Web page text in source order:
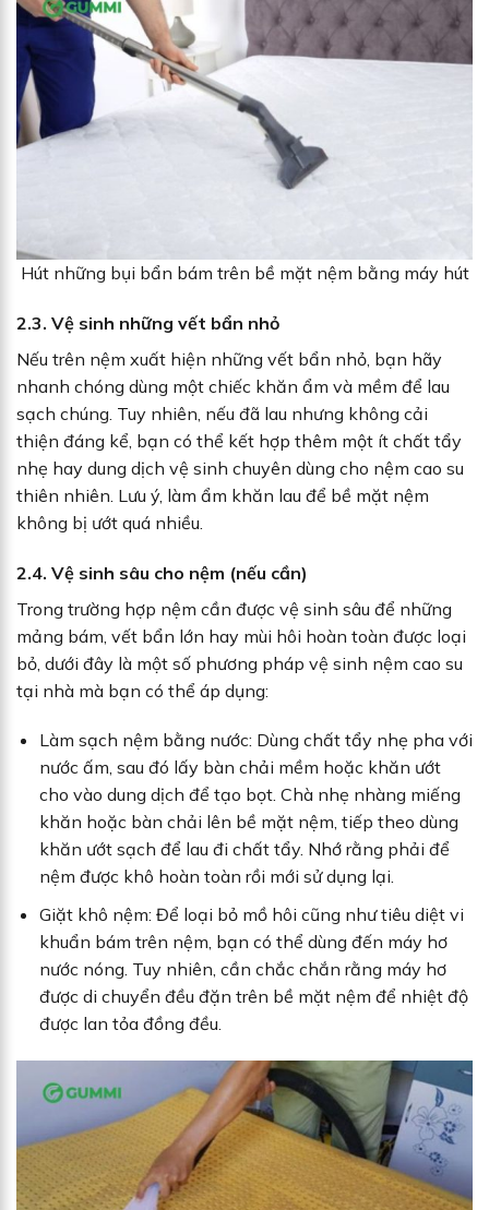
Hút những bụi bẩn bám trên bề mặt nệm bằng máy hút
2.3. Vệ sinh những vết bẩn nhỏ
Nếu trên nệm xuất hiện những vết bẩn nhỏ, bạn hãy
nhanh chóng dùng một chiếc khăn ẩm và mềm để lau
sạch chúng. Tuy nhiên, nếu đã lau nhưng không cải
thiện đáng kể, bạn có thể kết hợp thêm một ít chất tẩy
nhẹ hay dung dịch vệ sinh chuyên dùng cho nệm cao su
thiên nhiên. Lưu ý, làm ẩm khăn lau để bề mặt nệm
không bị ướt quá nhiều.
2.4. Vệ sinh sâu cho nệm (nếu cần)
Trong trường hợp nệm cần được vệ sinh sâu để những
mảng bám, vết bẩn lớn hay mùi hôi hoàn toàn được loại
bỏ, dưới đây là một số phương pháp vệ sinh nệm cao su
tại nhà mà bạn có thể áp dụng:
Làm sạch nệm bằng nước: Dùng chất tẩy nhẹ pha với
nước ấm, sau đó lấy bàn chải mềm hoặc khăn ướt
cho vào dung dịch để tạo bọt. Chà nhẹ nhàng miếng
khăn hoặc bàn chải lên bề mặt nệm, tiếp theo dùng
khăn ướt sạch để lau đi chất tẩy. Nhớ rằng phải để
nệm được khô hoàn toàn rồi mới sử dụng lại.
Giặt khô nệm: Để loại bỏ mồ hôi cũng như tiêu diệt vi
khuẩn bám trên nệm, bạn có thể dùng đến máy hơ
nước nóng. Tuy nhiên, cần chắc chắn rằng máy hơ
được di chuyển đều đặn trên bề mặt nệm để nhiệt độ
được lan tỏa đồng đều.